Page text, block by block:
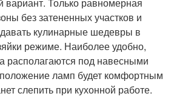
без затененных участков и
кулинарные шедевры в
режиме. Наиболее удобно,
располагаются под навесными
ламп будет комфортным
слепить при кухонной работе.